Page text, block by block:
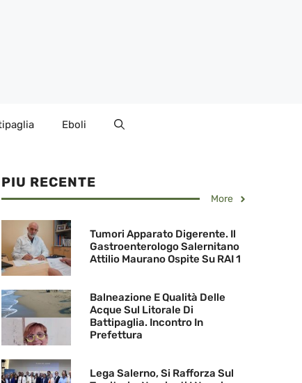
Eboli
PIU RECENTE
More
Tumori Apparato Digerente. Il
Gastroenterologo Salernitano
Attilio Maurano Ospite Su RAI 1
Balneazione E Qualità Delle
Acque Sul Litorale Di
Battipaglia. Incontro In
Prefettura
Lega Salerno, Si Rafforza Sul